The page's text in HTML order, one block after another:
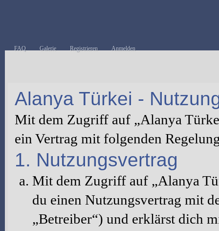
FAQ Galerie Registrieren Anmelden
Alanya Türkei -
Mit dem Zugriff auf „Alanya
ein Vertrag mit folgenden
1. Nutzungsvertrag
Mit dem Zugriff auf „Alanya
du einen Nutzungsvertrag mit
„Betreiber“) und erklärst dich